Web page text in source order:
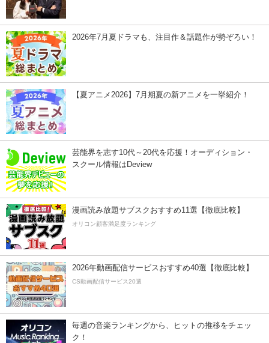
2026年7月夏ドラマも、注目作＆話題作が勢ぞろい！
【夏アニメ2026】7月期夏の新アニメを一挙紹介！
芸能界を志す10代～20代を応援！オーディション・
スクール情報はDeview
漫画読み放題サブスクおすすめ11選【徹底比較】
オリコン顧客満足度ランキング
2026年動画配信サービスおすすめ40選【徹底比較】
CS動画配信サービス20選
毎週の音楽ランキングから、ヒットの推移をチェッ
ク！